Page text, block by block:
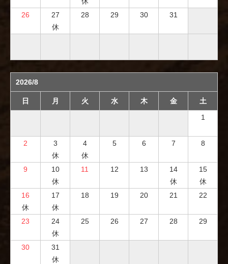
26
27
休
28 29 30 31
2026/8
日 月 火 水 木 金
土
1
2
3
休
4
休
5 6 7 8
9
10
休
11 12 13
14
休
15
休
16
休
17
休
18 19 20 21 22
23
24
休
25 26 27 28 29
30
31
休